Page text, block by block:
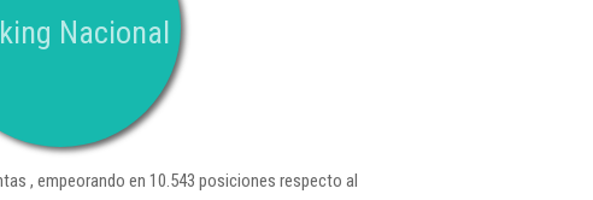
Nacional
, empeorando en 10.543 posiciones respecto al